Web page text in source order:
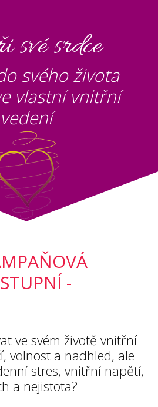
své srdce
svého života
vlastní vnitřní
vedení
-
ve svém životě vnitřní
volnost a nadhled, ale
stres, vnitřní napětí,
a nejistota?